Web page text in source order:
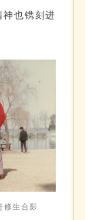
也镌刻进
修生合影